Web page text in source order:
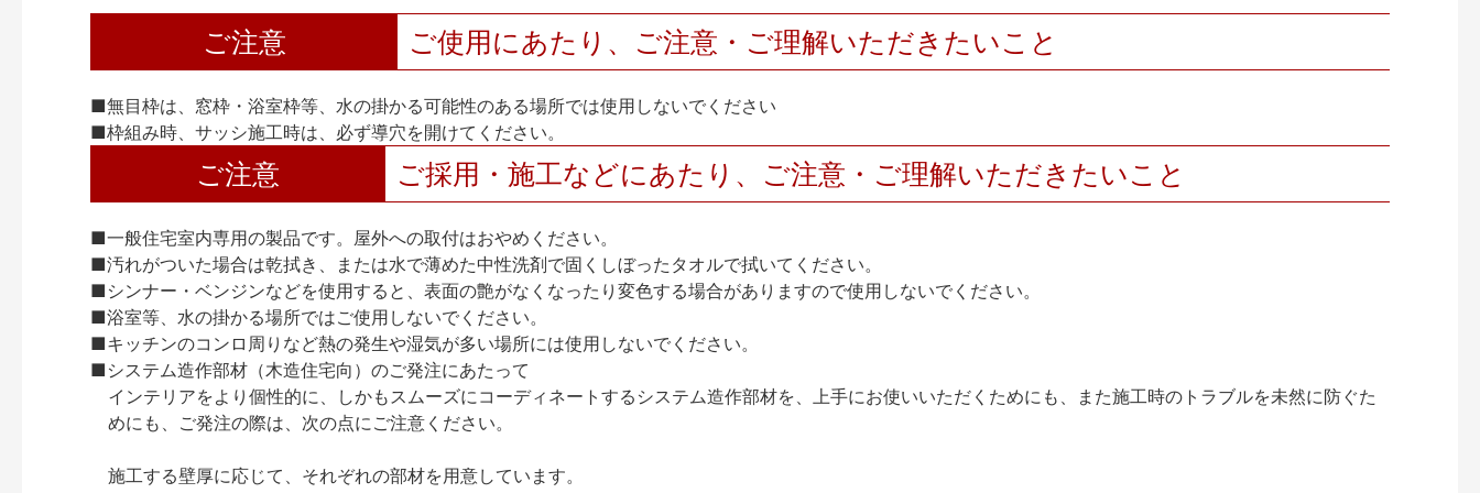
ご注意 ご使用にあたり、ご注意・ご理解いただきたいこと
■無目枠は、窓枠・浴室枠等、水の掛かる可能性のある場所では使用しないでください
■枠組み時、サッシ施工時は、必ず導穴を開けてください。
ご注意 ご採用・施工などにあたり、ご注意・ご理解いただきたいこと
■一般住宅室内専用の製品です。屋外への取付はおやめください。
■汚れがついた場合は乾拭き、または水で薄めた中性洗剤で固くしぼったタオルで拭いてください。
■シンナー・ベンジンなどを使用すると、表面の艶がなくなったり変色する場合がありますので使用しないでください。
■浴室等、水の掛かる場所ではご使用しないでください。
■キッチンのコンロ周りなど熱の発生や湿気が多い場所には使用しないでください。
■システム造作部材（木造住宅向）のご発注にあたって
インテリアをより個性的に、しかもスムーズにコーディネートするシステム造作部材を、上手にお使いいただくためにも、また施工時のトラブルを未然に防ぐた
めにも、ご発注の際は、次の点にご注意ください。
施工する壁厚に応じて、それぞれの部材を用意しています。